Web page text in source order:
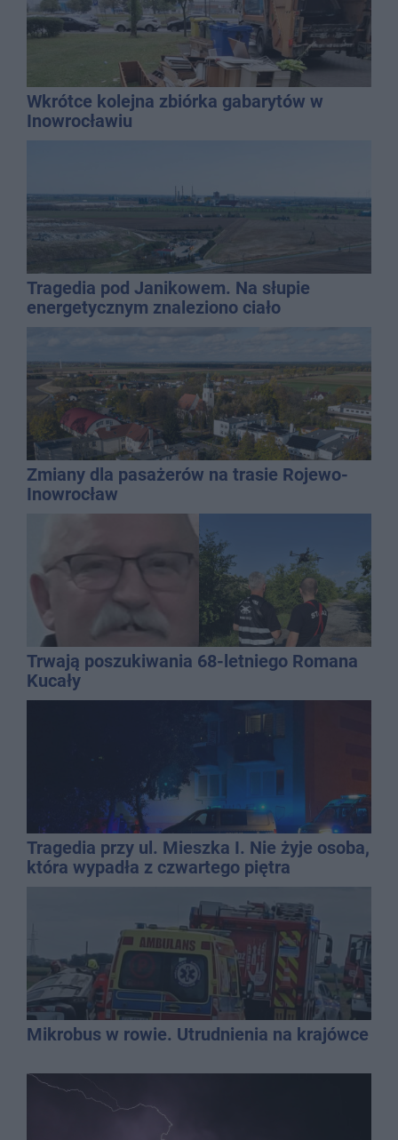
Wkrótce kolejna zbiórka gabarytów w
Inowrocławiu
Tragedia pod Janikowem. Na słupie
energetycznym znaleziono ciało
mężczyzny
Zmiany dla pasażerów na trasie Rojewo-
Inowrocław
Trwają poszukiwania 68-letniego Romana
Kucały
Tragedia przy ul. Mieszka I. Nie żyje osoba,
która wypadła z czwartego piętra
Mikrobus w rowie. Utrudnienia na krajówce